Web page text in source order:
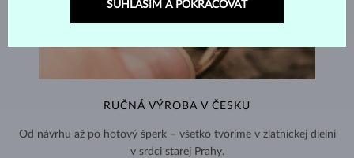
RUČNÁ VÝROBA V ČESKU
Od návrhu až po hotový šperk – všetko tvoríme v zlatníckej dielni
v srdci starej Prahy.
SÚHLASÍM A POKRAČOVAŤ